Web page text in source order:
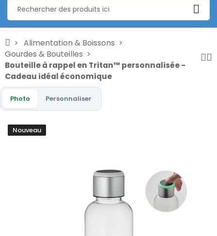
Alimentation & Boissons
Gourdes & Bouteilles
Bouteille à rappel en Tritan™ personnalisée -
Cadeau idéal économique
Photo Personnaliser
Nouveau